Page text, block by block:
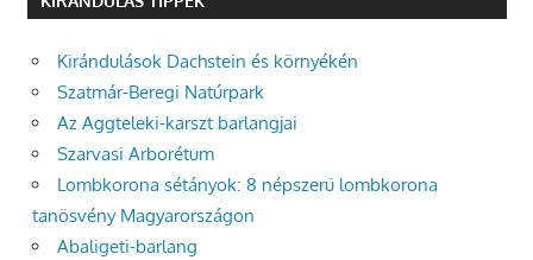
Kirándulások Dachstein és környékén
Szatmár-Beregi Natúrpark
Az Aggteleki-karszt barlangjai
Szarvasi Arborétum
Lombkorona sétányok: 8 népszerű lombkorona
tanösvény Magyarországon
Abaligeti-barlang